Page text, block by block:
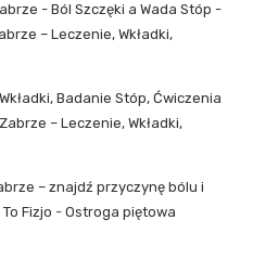
- Ból Szczęki a Wada Stóp -
– Leczenie, Wkładki,
Badanie Stóp, Ćwiczenia
– Leczenie, Wkładki,
– znajdź przyczynę bólu i
Fizjo -Ostroga piętowa